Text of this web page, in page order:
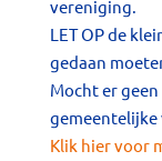
vereniging.
LET OP de
gedaan
Mocht er
gemeentelijke
Klik hier voor